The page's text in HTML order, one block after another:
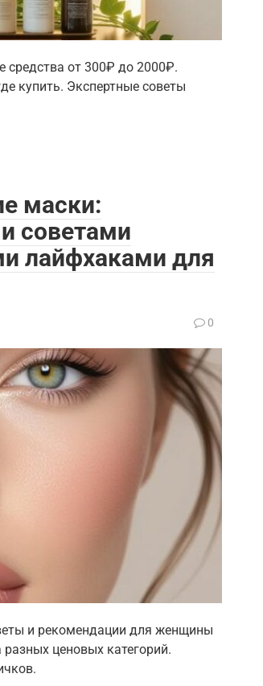
средства от 300₽ до 2000₽.
купить. Экспертные советы
маски:
советами
лайфхаками для
0
и рекомендации для женщины
ценовых категорий.